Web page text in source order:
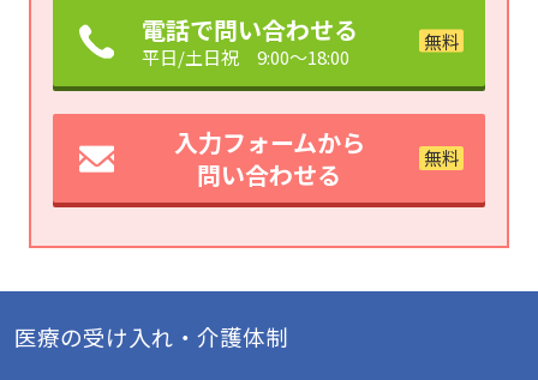
電話で問い合わせる
平日/土日祝 9:00～18:00
入力フォームから
問い合わせる
医療の受け入れ・介護体制